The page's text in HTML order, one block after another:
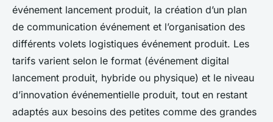
événement lancement produit, la création d’un plan
de communication événement et l’organisation des
différents volets logistiques événement produit. Les
tarifs varient selon le format (événement digital
lancement produit, hybride ou physique) et le niveau
d’innovation événementielle produit, tout en restant
adaptés aux besoins des petites comme des grandes